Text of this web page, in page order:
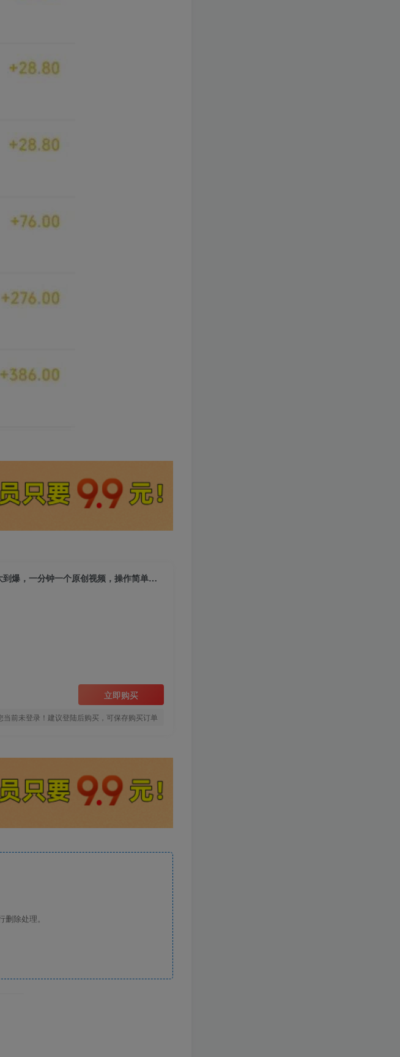
（9282期）色粉变现新玩法，每日流量大到爆，一分钟一个原创视频，操作简单，日入1…
立即购买
当前未登录！建议登陆后购买，可保存购买订单
删除处理。